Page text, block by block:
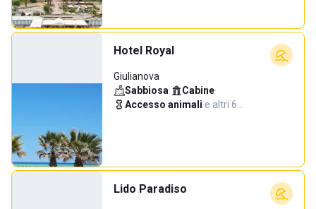
Hotel Royal
Giulianova
Sabbiosa· Cabine·
Accesso animali·e altri 6…
Lido Paradiso